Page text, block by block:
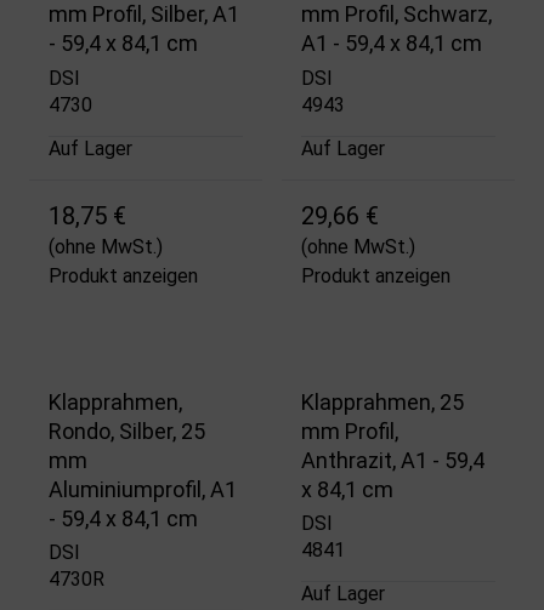
mm Profil, Silber, A1
- 59,4 x 84,1 cm
DSI
4730
Auf Lager
18,75 €
(ohne MwSt.)
Produkt anzeigen
mm Profil, Schwarz,
A1 - 59,4 x 84,1 cm
DSI
4943
Auf Lager
29,66 €
(ohne MwSt.)
Produkt anzeigen
Klapprahmen,
Rondo, Silber, 25
mm
Aluminiumprofil, A1
- 59,4 x 84,1 cm
DSI
4730R
Klapprahmen, 25
mm Profil,
Anthrazit, A1 - 59,4
x 84,1 cm
DSI
4841
Auf Lager